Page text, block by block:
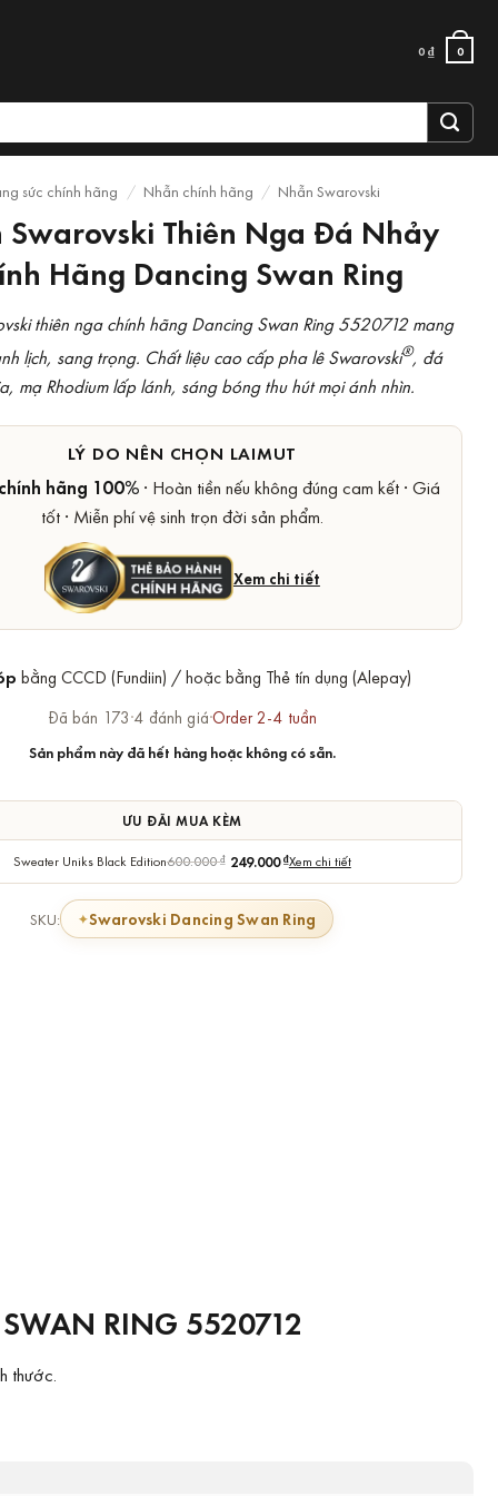
0₫ 0
sức chính hãng / Nhẫn chính hãng / Nhẫn Swarovski
Swarovski Thiên Nga Đá Nhảy
Hãng Dancing Swan Ring
thiên nga chính hãng Dancing Swan Ring 5520712 mang
lịch, sang trọng. Chất liệu cao cấp pha lê Swarovski®, đá
mạ Rhodium lấp lánh, sáng bóng thu hút mọi ánh nhìn.
LÝ DO NÊN CHỌN LAIMUT
hãng 100%· Hoàn tiền nếu không đúng cam kết · Giá
tốt · Miễn phí vệ sinh trọn đời sản phẩm.
Xem chi tiết
bằng CCCD (Fundiin) / hoặc bằng Thẻ tín dụng (Alepay)
Đã bán 173·4 đánh giá·Order 2-4 tuần
Sản phẩm này đã hết hàng hoặc không có sẵn.
ƯU ĐÃI MUA KÈM
Sweater Uniks Black Edition600.000₫ 249.000₫Xem chi tiết
SKU: Swarovski Dancing Swan Ring
RING 5520712
thước.